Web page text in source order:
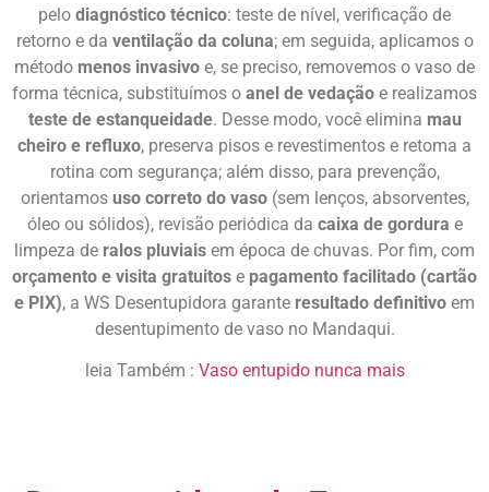
pelo diagnóstico técnico: teste de nível, verificação de
retorno e da ventilação da coluna; em seguida, aplicamos o
método menos invasivo e, se preciso, removemos o vaso de
forma técnica, substituímos o anel de vedação e realizamos
teste de estanqueidade. Desse modo, você elimina mau
cheiro e refluxo, preserva pisos e revestimentos e retoma a
rotina com segurança; além disso, para prevenção,
orientamos uso correto do vaso(sem lenços, absorventes,
óleo ou sólidos), revisão periódica da caixa de gordura e
limpeza de ralos pluviais em época de chuvas. Por fim, com
orçamento e visita gratuitos e pagamento facilitado (cartão
e PIX), a WS Desentupidora garante resultado definitivo em
desentupimento de vaso no Mandaqui.
leia Também : Vaso entupido nunca mais